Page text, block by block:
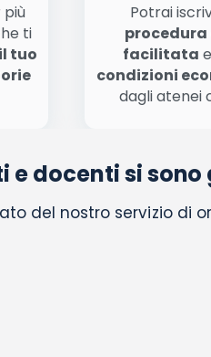
più
ti
tuo
Potrai
procedura
facilitata
condizioni
dagli atenei
e docenti si
del nostro servizio di